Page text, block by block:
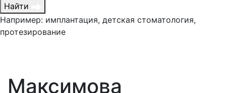
Найти
Например: имплантация, детская стоматология,
протезирование
Максимова